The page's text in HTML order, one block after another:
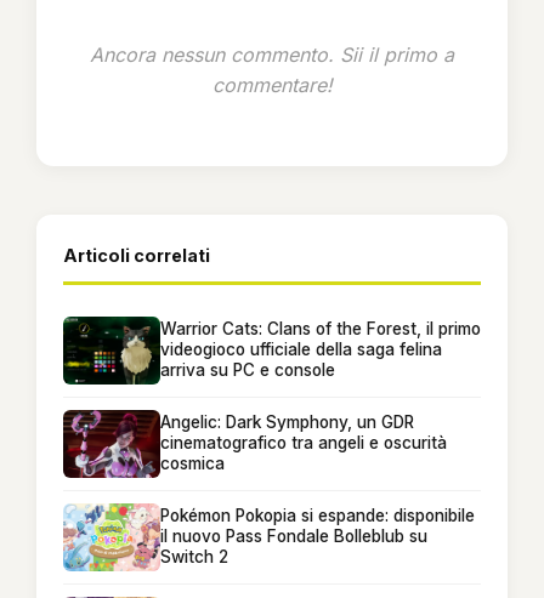
Ancora nessun commento. Sii il primo a
commentare!
Articoli correlati
Warrior Cats: Clans of the Forest, il primo
videogioco ufficiale della saga felina
arriva su PC e console
Angelic: Dark Symphony, un GDR
cinematografico tra angeli e oscurità
cosmica
Pokémon Pokopia si espande: disponibile
il nuovo Pass Fondale Bolleblub su
Switch 2